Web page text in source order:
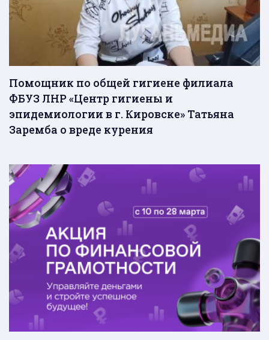
Помощник по общей гигиене филиала
ФБУЗ ЛНР «Центр гигиены и
эпидемиологии в г. Кировске» Татьяна
Заремба о вреде курения